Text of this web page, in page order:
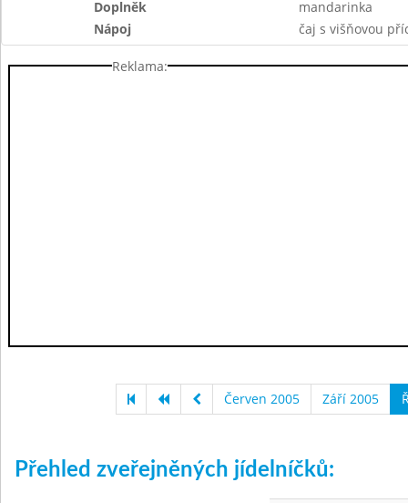
Doplněk
mandarinka
Nápoj
čaj s višňovou
Reklama:
Červen 2005 Září 2005
Přehled zveřejněných jídelníčků: